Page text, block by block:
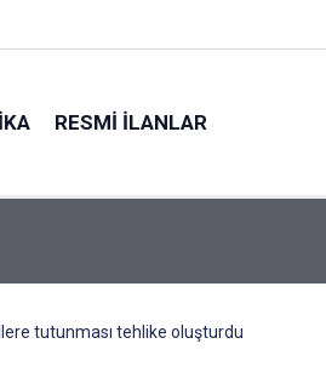
RESMI İLANLAR
tutunması tehlike oluşturdu